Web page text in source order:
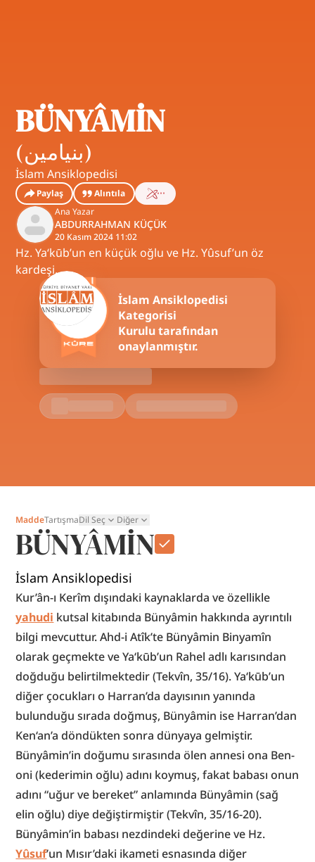
BÜNYÂMİN
(بنيامين)
İslam Ansiklopedisi
Paylaş
Alıntıla
Ana Yazar
ABDURRAHMAN KÜÇÜK
20 Kasım 2024 11:02
Hz. Ya‘kūb’un en küçük oğlu ve Hz. Yûsuf’un öz
kardeşi.
İslam Ansiklopedisi
Kategorisi
Kurulu tarafından
onaylanmıştır.
MaddeTartışmaDil Seç Diğer
BÜNYÂMİN
İslam Ansiklopedisi
yahudi kutsal kitabında Bünyâmin hakkında ayrıntılı
bilgi mevcuttur. Ahd-i Atîk’te Bünyâmin Binyamîn
olarak geçmekte ve Ya‘kūb’un Rahel adlı karısından
doğduğu belirtilmektedir (Tekvîn, 35/16). Ya‘kūb’un
diğer çocukları o Harran’da dayısının yanında
bulunduğu sırada doğmuş, Bünyâmin ise Harran’dan
Ken‘an’a döndükten sonra dünyaya gelmiştir.
Bünyâmin’in doğumu sırasında ölen annesi ona Ben-
oni (kederimin oğlu) adını koymuş, fakat babası onun
adını “uğur ve bereket” anlamında Bünyâmin (sağ
elin oğlu) diye değiştirmiştir (Tekvîn, 35/16-20).
Yûsuf’un Mısır’daki ikameti esnasında diğer